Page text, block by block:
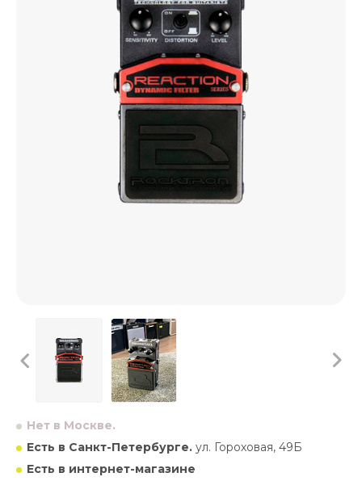
Нет в Москве.
Есть в Санкт-Петербурге. ул. Гороховая, 49Б
Есть в интернет-магазине